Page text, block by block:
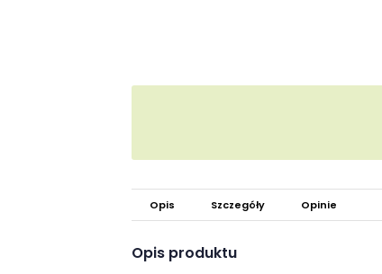
Opis Szczegóły Opinie
Opis produktu